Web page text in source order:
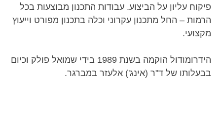
פיקוח עליון על הביצוע. עבודות התכנון מבוצעות בכל
הרמות – החל מתכנון עקרוני וכלה בתכנון מפורט וייעוץ
מקצועי.
הידרומודול הוקמה בשנת 1989 בידי שמואל פולק וכיום
בבעלותו של ד"ר (אינג') אלעזר במברגר.